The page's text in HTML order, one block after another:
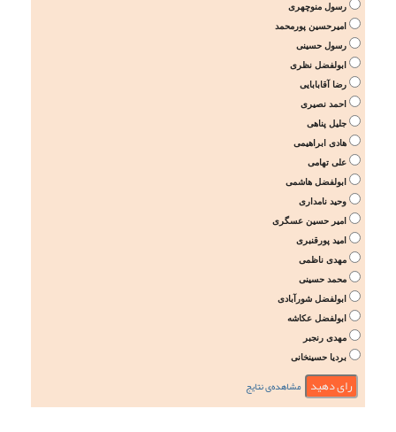
رسول منوچهری
امیرحسین پورمحمد
رسول حسینی
ابولفضل نظری
رضا آقابابایی
احمد نصیری
جلیل پناهی
هادی ابراهیمی
علی تهامی
ابولفضل هاشمی
وحید نامداری
امیر حسین عسگری
امید پورقنبری
مهدی ناظمی
محمد حسینی
ابولفضل شورآبادی
ابولفضل عکاشه
مهدی رنجبر
بردیا حسینخانی
مشاهده‌ی نتایج